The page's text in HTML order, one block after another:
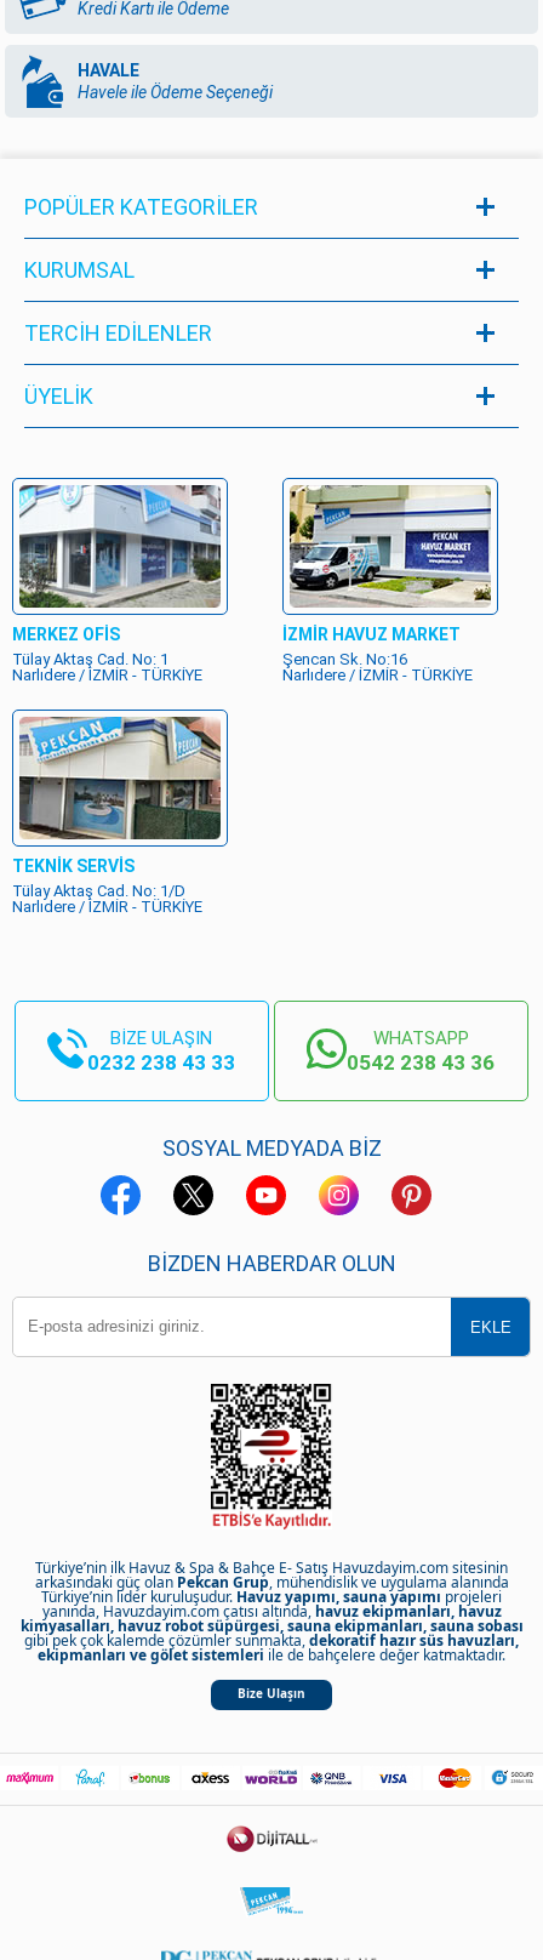
Kredi Kartı ile Ödeme
HAVALE
Havele ile Ödeme Seçeneği
POPÜLER KATEGORILER
KURUMSAL
TERCİH EDİLENLER
ÜYELIK
MERKEZ OFİS
Tülay Aktaş Cad. No: 1
Narlıdere / İZMİR - TÜRKİYE
İZMİR HAVUZ MARKET
Şencan Sk. No:16
Narlıdere / İZMİR - TÜRKİYE
TEKNİK SERVİS
Tülay Aktaş Cad. No: 1/D
Narlıdere / İZMİR - TÜRKİYE
BİZE ULAŞIN
0232 238 43 33
WHATSAPP
0542 238 43 36
SOSYAL MEDYADA BİZ
BIZDEN HABERDAR OLUN
Türkiye’nin ilk Havuz & Spa & Bahçe E- Satış Havuzdayim.com sitesinin
arkasındaki güç olan Pekcan Grup, mühendislik ve uygulama alanında
Türkiye’nin lider kuruluşudur. Havuz yapımı, sauna yapımı projeleri
yanında, Havuzdayim.com çatısı altında, havuz ekipmanları, havuz
kimyasalları, havuz robot süpürgesi, sauna ekipmanları, sauna sobası
gibi pek çok kalemde çözümler sunmakta,dekoratif hazır süs havuzları,
ekipmanları ve gölet sistemleri ile de bahçelere değer katmaktadır.
Bize Ulaşın